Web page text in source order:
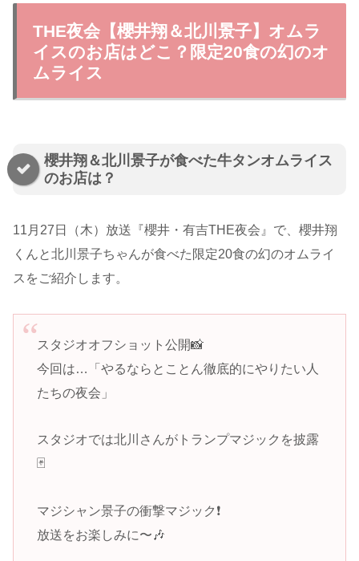
THE夜会【櫻井翔＆北川景子】オムラ
イスのお店はどこ？限定20食の幻のオ
ムライス
櫻井翔＆北川景子が食べた牛タンオムライス
のお店は？
11月27日（木）放送『櫻井・有吉THE夜会』で、櫻井翔
くんと北川景子ちゃんが食べた限定20食の幻のオムライ
スをご紹介します。
スタジオオフショット公開📸
今回は…「やるならとことん徹底的にやりたい人
たちの夜会」
スタジオでは北川さんがトランプマジックを披露
🃏
マジシャン景子の衝撃マジック❗️
放送をお楽しみに〜🎶